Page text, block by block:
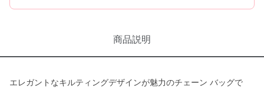
商品説明
エレガントなキルティングデザインが魅力のチェーン バッグで